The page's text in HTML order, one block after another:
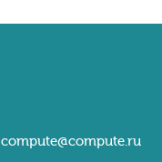
compute@compute.ru